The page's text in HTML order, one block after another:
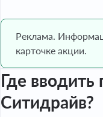
Реклама.
карточке акции.
Где
Ситидрайв?